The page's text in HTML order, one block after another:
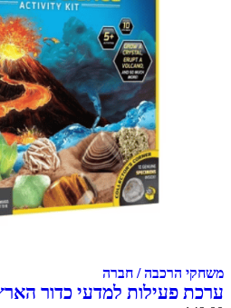
משחקי הרכבה / חברה
ערכת פעילות למדעי כדור